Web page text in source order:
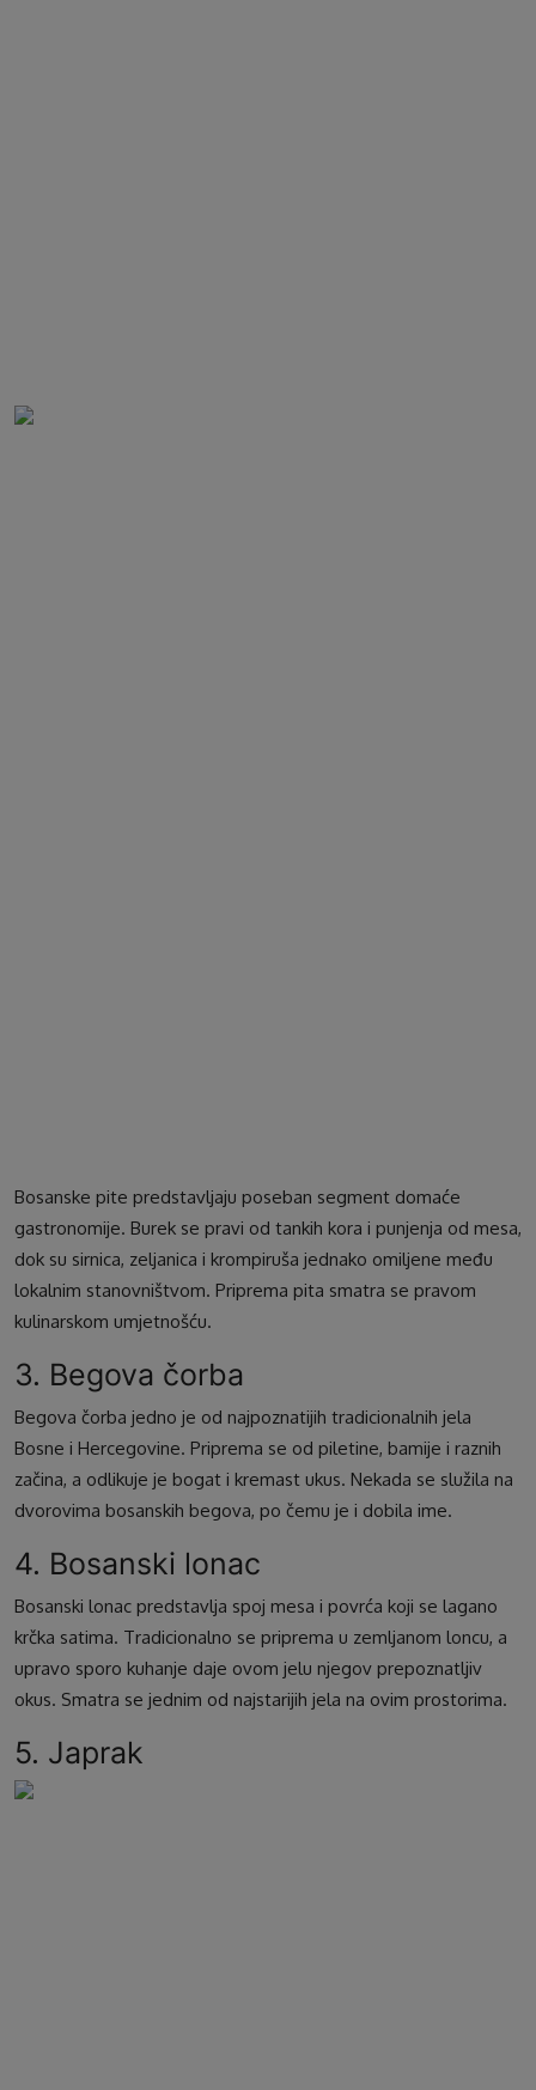
Bosanske pite predstavljaju poseban segment domaće
gastronomije. Burek se pravi od tankih kora i punjenja od mesa,
dok su sirnica, zeljanica i krompiruša jednako omiljene među
lokalnim stanovništvom. Priprema pita smatra se pravom
kulinarskom umjetnošću.
3. Begova čorba
Begova čorba jedno je od najpoznatijih tradicionalnih jela
Bosne i Hercegovine. Priprema se od piletine, bamije i raznih
začina, a odlikuje je bogat i kremast ukus. Nekada se služila na
dvorovima bosanskih begova, po čemu je i dobila ime.
4. Bosanski lonac
Bosanski lonac predstavlja spoj mesa i povrća koji se lagano
krčka satima. Tradicionalno se priprema u zemljanom loncu, a
upravo sporo kuhanje daje ovom jelu njegov prepoznatljiv
okus. Smatra se jednim od najstarijih jela na ovim prostorima.
5. Japrak